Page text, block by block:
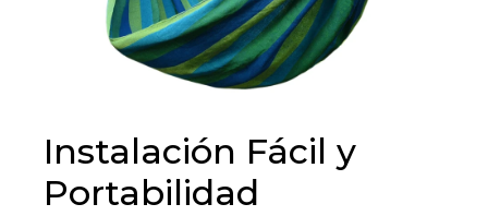
Instalación Fácil y
Portabilidad